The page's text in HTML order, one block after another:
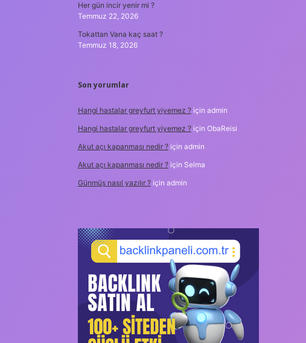
Her gün incir yenir mi ?
Temmuz 22, 2026
Tokattan Vana kaç saat ?
Temmuz 18, 2026
Son yorumlar
Hangi hastalar greyfurt yiyemez ?için admin
Hangi hastalar greyfurt yiyemez ?için ObaReisi
Akut açı kapanması nedir ?için admin
Akut açı kapanması nedir ?için Selma
Günmüş nasıl yazılır ?için admin